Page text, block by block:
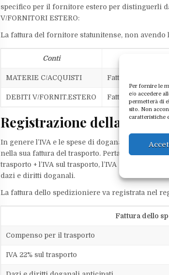
Per fornire le
e/o accedere
permetterà di
sito. Non
caratteristiche
specifico per il fornitore estero per distinguerli
V/FORNITORI ESTERO:
La fattura del fornitore statunitense, non avendo
Conti
MATERIE C/ACQUISTI Fatt. estero n..
DEBITI V/FORNIT.ESTERO Fatt. estero n..
Registrazione della fattura
In genere l’IVA e le spese di dogana vengono
nella sua fattura del trasporto. Pertanto la
trasporto + l’IVA sul trasporto, l’IVA anticipata
dazi e diritti doganali.
La fattura dello spedizioniere va registrata nel
Fattura dello
Compenso per il trasporto
IVA 22% sul trasporto